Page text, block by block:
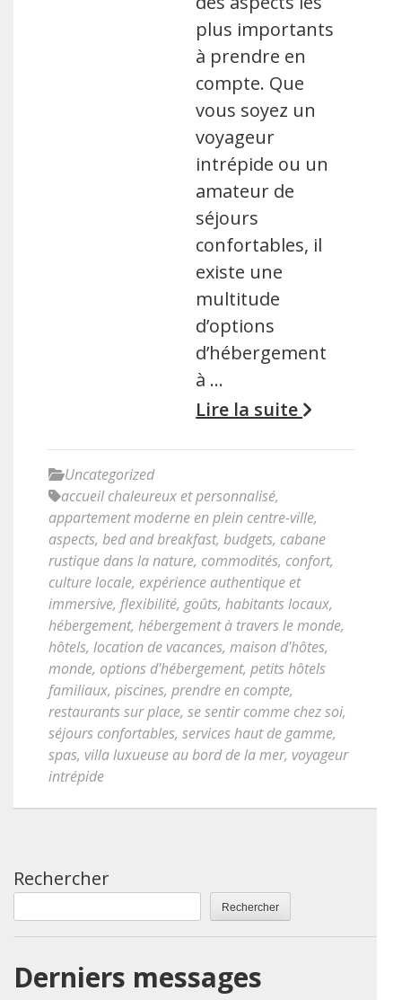
plus importants
à prendre en
compte. Que
vous soyez un
voyageur
intrépide ou un
amateur de
séjours
confortables, il
existe une
multitude
d’options
d’hébergement
à …
Lire la suite
Uncategorized
accueil chaleureux et personnalisé,
appartement moderne en plein centre-ville,
aspects, bed and breakfast, budgets, cabane
rustique dans la nature, commodités, confort,
culture locale, expérience authentique et
immersive, flexibilité, goûts, habitants locaux,
hébergement, hébergement à travers le monde,
hôtels, location de vacances, maison d'hôtes,
monde, options d'hébergement, petits hôtels
familiaux, piscines, prendre en compte,
restaurants sur place, se sentir comme chez soi,
séjours confortables, services haut de gamme,
spas, villa luxueuse au bord de la mer, voyageur
intrépide
Rechercher
Rechercher
Derniers messages